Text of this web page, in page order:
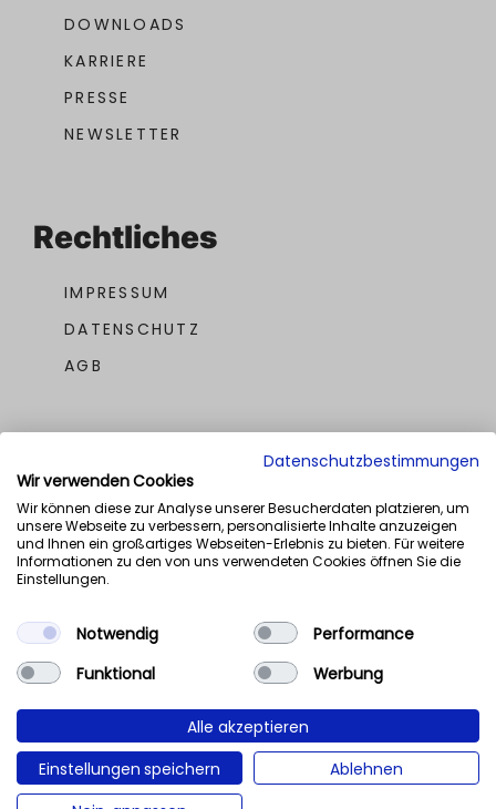
DOWNLOADS
KARRIERE
PRESSE
NEWSLETTER
Rechtliches
IMPRESSUM
DATENSCHUTZ
AGB
UNSERE AWARDS
Datenschutzbestimmungen
Wir verwenden Cookies
Wir können diese zur Analyse unserer Besucherdaten platzieren, um
unsere Webseite zu verbessern, personalisierte Inhalte anzuzeigen
und Ihnen ein großartiges Webseiten-Erlebnis zu bieten. Für weitere
Informationen zu den von uns verwendeten Cookies öffnen Sie die
Einstellungen.
Notwendig Performance
Funktional Werbung
Alle akzeptieren
Einstellungen speichern Ablehnen